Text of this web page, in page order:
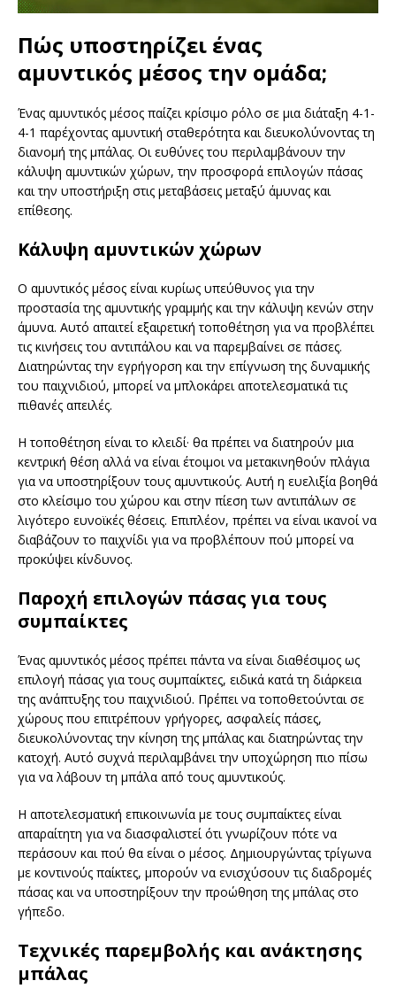
Πώς υποστηρίζει ένας
αμυντικός μέσος την ομάδα;
Ένας αμυντικός μέσος παίζει κρίσιμο ρόλο σε μια διάταξη 4-1-
4-1 παρέχοντας αμυντική σταθερότητα και διευκολύνοντας τη
διανομή της μπάλας. Οι ευθύνες του περιλαμβάνουν την
κάλυψη αμυντικών χώρων, την προσφορά επιλογών πάσας
και την υποστήριξη στις μεταβάσεις μεταξύ άμυνας και
επίθεσης.
Κάλυψη αμυντικών χώρων
Ο αμυντικός μέσος είναι κυρίως υπεύθυνος για την
προστασία της αμυντικής γραμμής και την κάλυψη κενών στην
άμυνα. Αυτό απαιτεί εξαιρετική τοποθέτηση για να προβλέπει
τις κινήσεις του αντιπάλου και να παρεμβαίνει σε πάσες.
Διατηρώντας την εγρήγορση και την επίγνωση της δυναμικής
του παιχνιδιού, μπορεί να μπλοκάρει αποτελεσματικά τις
πιθανές απειλές.
Η τοποθέτηση είναι το κλειδί· θα πρέπει να διατηρούν μια
κεντρική θέση αλλά να είναι έτοιμοι να μετακινηθούν πλάγια
για να υποστηρίξουν τους αμυντικούς. Αυτή η ευελιξία βοηθά
στο κλείσιμο του χώρου και στην πίεση των αντιπάλων σε
λιγότερο ευνοϊκές θέσεις. Επιπλέον, πρέπει να είναι ικανοί να
διαβάζουν το παιχνίδι για να προβλέπουν πού μπορεί να
προκύψει κίνδυνος.
Παροχή επιλογών πάσας για τους
συμπαίκτες
Ένας αμυντικός μέσος πρέπει πάντα να είναι διαθέσιμος ως
επιλογή πάσας για τους συμπαίκτες, ειδικά κατά τη διάρκεια
της ανάπτυξης του παιχνιδιού. Πρέπει να τοποθετούνται σε
χώρους που επιτρέπουν γρήγορες, ασφαλείς πάσες,
διευκολύνοντας την κίνηση της μπάλας και διατηρώντας την
κατοχή. Αυτό συχνά περιλαμβάνει την υποχώρηση πιο πίσω
για να λάβουν τη μπάλα από τους αμυντικούς.
Η αποτελεσματική επικοινωνία με τους συμπαίκτες είναι
απαραίτητη για να διασφαλιστεί ότι γνωρίζουν πότε να
περάσουν και πού θα είναι ο μέσος. Δημιουργώντας τρίγωνα
με κοντινούς παίκτες, μπορούν να ενισχύσουν τις διαδρομές
πάσας και να υποστηρίξουν την προώθηση της μπάλας στο
γήπεδο.
Τεχνικές παρεμβολής και ανάκτησης
μπάλας